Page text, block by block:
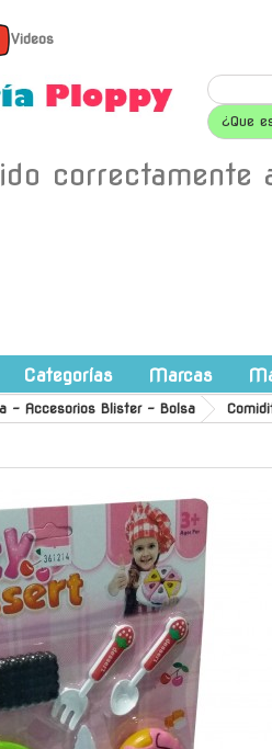
Videos
¿Que
correctamente
Categorías Marcas
- Accesorios Blister - Bolsa